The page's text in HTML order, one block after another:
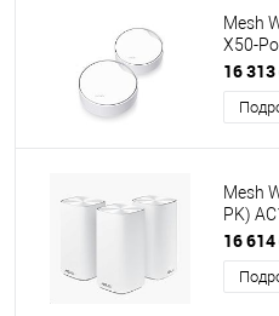
Mesh
X50-
WAN/
16
Mesh
PK)
1Gb/s,
16